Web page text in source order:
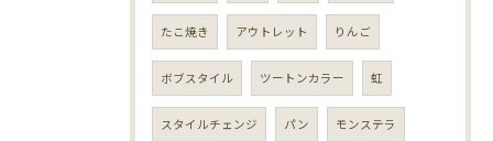
たこ焼き アウトレット りんご
ボブスタイル ツートンカラー 虹
スタイルチェンジ パン モンステラ